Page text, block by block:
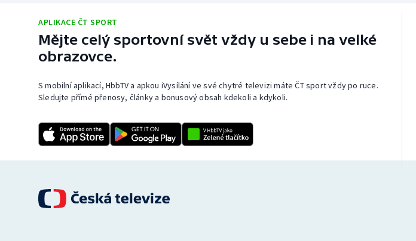
APLIKACE ČT SPORT
Mějte celý sportovní svět vždy u sebe i na velké
obrazovce.
S mobilní aplikací, HbbTV a apkou iVysílání ve své chytré televizi máte ČT sport vždy po ruce.
Sledujte přímé přenosy, články a bonusový obsah kdekoli a kdykoli.